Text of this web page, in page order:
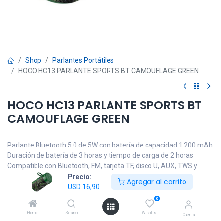
Precio:
USD 16,90
Agregar al carrito
Home Search
0
Wishlist Cuenta
Shop
Parlantes Portátiles
HOCO HC13 PARLANTE SPORTS BT CAMOUFLAGE GREEN
HOCO HC13 PARLANTE SPORTS BT
CAMOUFLAGE GREEN
Parlante Bluetooth 5.0 de 5W con batería de capacidad 1.200 mAh
Duración de batería de 3 horas y tiempo de carga de 2 horas
Compatible con Bluetooth, FM, tarjeta TF, disco U, AUX, TWS y
otros modos
Garantía 1 año.
USD16,90 IVA incluido